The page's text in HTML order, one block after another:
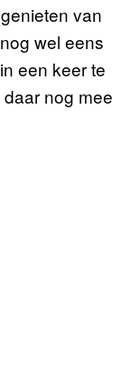
van
wel eens
een keer te
nog mee